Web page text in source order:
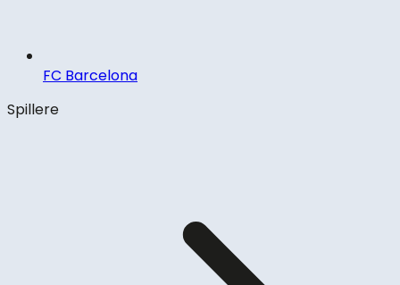
FC Barcelona
Spillere